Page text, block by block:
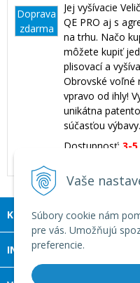
Vaše
Súbory cookie nám
pre vás. Umožňujú
preferencie.
Doprava
zdarma
Jej vyšívacie
QE PRO aj s
na trhu. Načo
môžete kupiť
plisovací a
Obrovské voľné
vpravo od ihly!
unikátna
súčasťou výbavy.
Dostupnosť: 3-
KONTAKT
INFOLINKA